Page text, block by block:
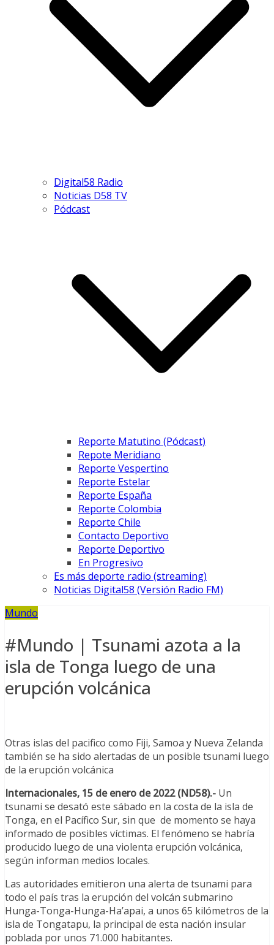
Digital58 Radio
Noticias D58 TV
Pódcast
Reporte Matutino (Pódcast)
Repote Meridiano
Reporte Vespertino
Reporte Estelar
Reporte España
Reporte Colombia
Reporte Chile
Contacto Deportivo
Reporte Deportivo
En Progresivo
Es más deporte radio (streaming)
Noticias Digital58 (Versión Radio FM)
Mundo
#Mundo | Tsunami azota a la
isla de Tonga luego de una
erupción volcánica
Otras islas del pacifico como Fiji, Samoa y Nueva Zelanda
también se ha sido alertadas de un posible tsunami luego
de la erupción volcánica
Internacionales, 15 de enero de 2022 (ND58).- Un
tsunami se desató este sábado en la costa de la isla de
Tonga, en el Pacífico Sur, sin que de momento se haya
informado de posibles víctimas. El fenómeno se habría
producido luego de una violenta erupción volcánica,
según informan medios locales.
Las autoridades emitieron una alerta de tsunami para
todo el país tras la erupción del volcán submarino
Hunga-Tonga-Hunga-Ha’apai, a unos 65 kilómetros de la
isla de Tongatapu, la principal de esta nación insular
poblada por unos 71.000 habitantes.